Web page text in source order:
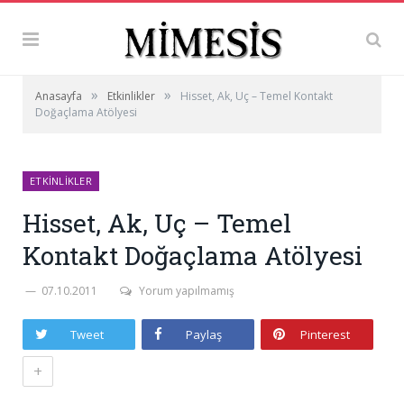
Anasayfa » Etkinlikler »
Hisset, Ak, Uç – Temel Kontakt
Doğaçlama Atölyesi
ETKINLIKLER
Hisset, Ak, Uç – Temel
Kontakt Doğaçlama Atölyesi
07.10.2011 Yorum yapılmamış
Tweet Paylaş Pinterest
+